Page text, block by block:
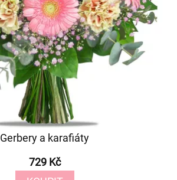
Gerbery a karafiáty
729 Kč